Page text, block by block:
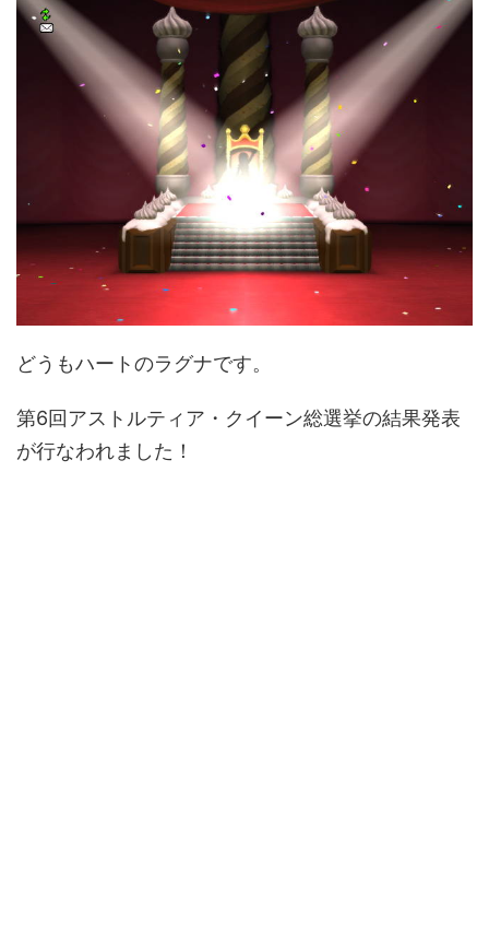
どうもハートのラグナです。
第6回アストルティア・クイーン総選挙の結果発表
が行なわれました！